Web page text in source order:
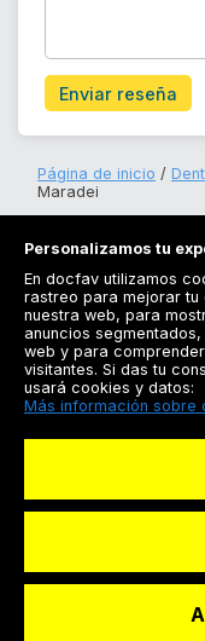
Enviar reseña
Página de inicio
Maradei
Docfav
©
Personalizamos tu
En docfav utilizamos
rastreo para mejorar tu
nuestra web, para
anuncios
web y para
visitantes. Si das tu
usará cookies y datos:
Más información sobre